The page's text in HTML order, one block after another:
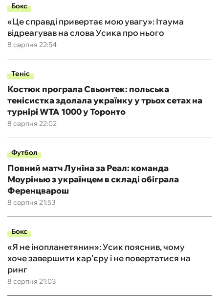
Бокс
8 серпня 22:54
«Це справді привертає мою увагу»: Ітаума
відреагував на слова Усика про нього
Теніс
8 серпня 22:02
Костюк програла Свьонтек: польська
тенісистка здолала українку у трьох сетах на
турнірі WTA 1000 у Торонто
Футбол
8 серпня 21:53
Повний матч Луніна за Реал: команда
Моурінью з українцем в складі обіграла
Ференцварош
Бокс
8 серпня 21:03
«Я не інопланетянин»: Усик пояснив, чому
хоче завершити кар’єру і не повертатися на
ринг